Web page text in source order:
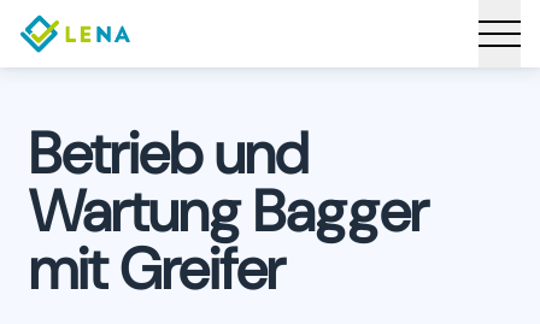
Betrieb und
Wartung Bagger
mit Greifer